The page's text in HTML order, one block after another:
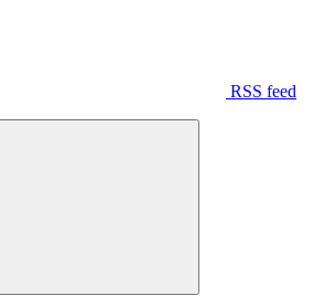
RSS feed